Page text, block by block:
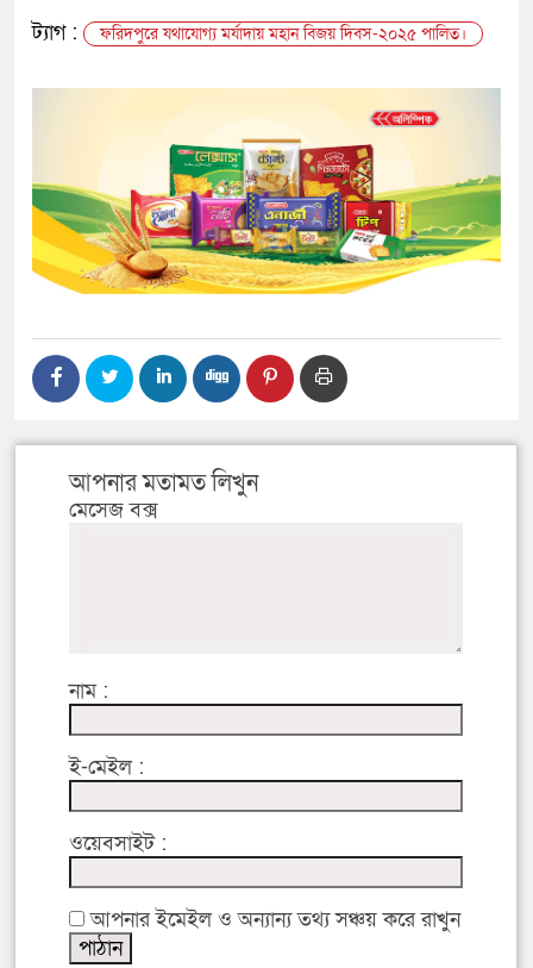
ট্যাগ :
ফরিদপুরে যথাযোগ্য মর্যাদায় মহান বিজয় দিবস-২০২৫ পালিত।
আপনার মতামত লিখুন
মেসেজ বক্স
নাম :
ই-মেইল :
ওয়েবসাইট :
আপনার ইমেইল ও অন্যান্য তথ্য সঞ্চয় করে রাখুন